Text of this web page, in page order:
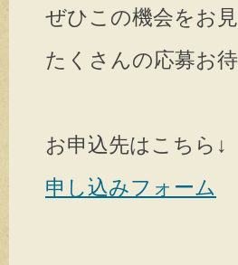
ぜひこの機会をお
たくさんの応募お
お申込先はこちら↓
申し込みフォーム